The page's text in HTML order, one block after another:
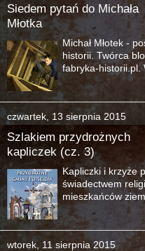
Siedem pytań do Michała
Młotka
Michał Młotek -
historii. Twórca
fabryka-historii.pl.
czwartek, 13 sierpnia 2015
Szlakiem przydrożnych
kapliczek (cz. 3)
Kapliczki i krzyże
świadectwem
mieszkańców
wtorek, 11 sierpnia 2015